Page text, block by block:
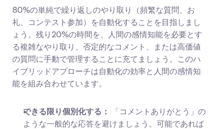
80%の単純で繰り返しのやり取り（頻繁な質問、お
礼、コンテスト参加）を自動化することを目指しまし
ょう。残り20%の時間を、人間の感情知能を必要とす
る複雑なやり取り、否定的なコメント、または高価値
の質問に手動で管理することに充てましょう。このハ
イブリッドアプローチは自動化の効率と人間の感情知
能を組み合わせています。
できる限り個別化する：
「コメントありがとう」の
ような一般的な応答を避けましょう。可能であれば